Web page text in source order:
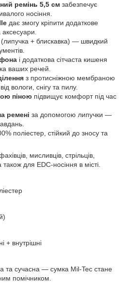
ремінь 5,5 см забезпечує
носіння.
дає змогу кріпити додаткове
аксесуари.
(липучка + блискавка) — швидкий
і додаткова сітчаста кишеня
ваших речей.
з протисніжною мембраною
вологи, снігу та пилу.
піною підвищує комфорт під час
ремені за допомогою липучки —
поліестер, стійкий до зносу та
мисливців, стрільців,
також для EDC-носіння в місті.
+ внутрішні
та сучасна — сумка Mil-Tec стане
помічником.